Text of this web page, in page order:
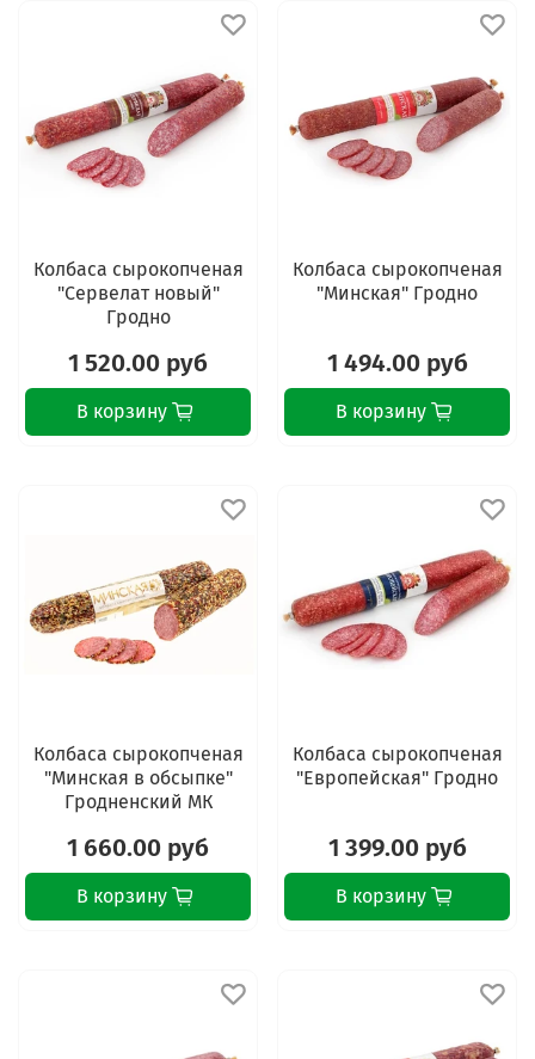
Колбаса сырокопченая
"Сервелат новый"
Гродно
1 520.00 руб
В корзину
Колбаса сырокопченая
"Минская" Гродно
1 494.00 руб
В корзину
Колбаса сырокопченая
"Минская в обсыпке"
Гродненский МК
1 660.00 руб
В корзину
Колбаса сырокопченая
"Европейская" Гродно
1 399.00 руб
В корзину